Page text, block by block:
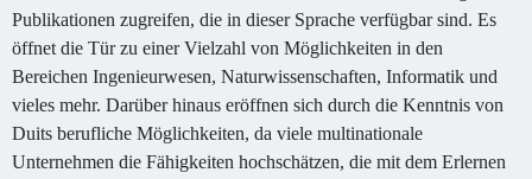
Publikationen zugreifen, die in dieser Sprache verfügbar sind. Es
öffnet die Tür zu einer Vielzahl von Möglichkeiten in den
Bereichen Ingenieurwesen, Naturwissenschaften, Informatik und
vieles mehr. Darüber hinaus eröffnen sich durch die Kenntnis von
Duits berufliche Möglichkeiten, da viele multinationale
Unternehmen die Fähigkeiten hochschätzen, die mit dem Erlernen